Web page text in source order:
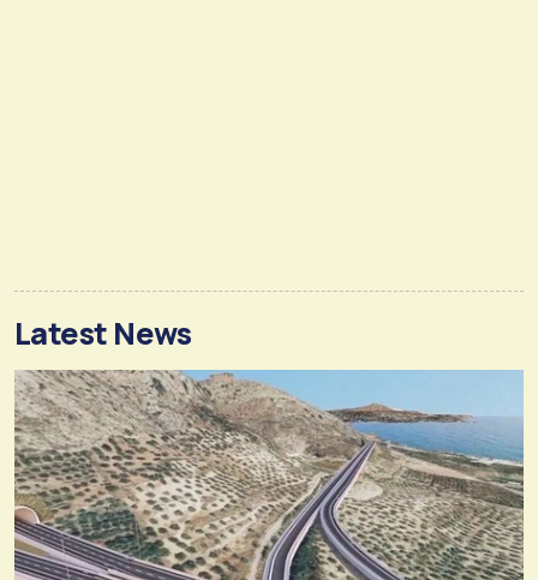
Latest News